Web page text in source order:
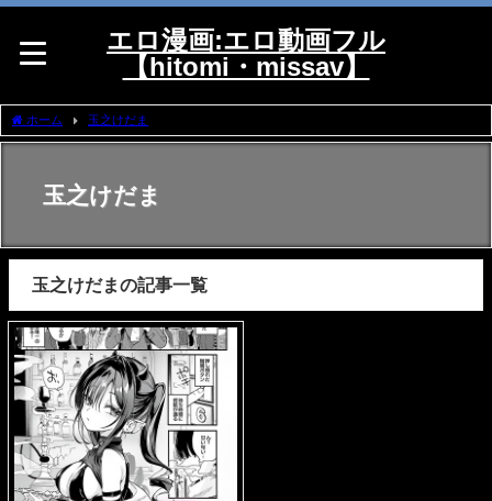
エロ漫画:エロ動画フル
【hitomi・missav】
ホーム 玉之けだま
玉之けだま
玉之けだまの記事一覧